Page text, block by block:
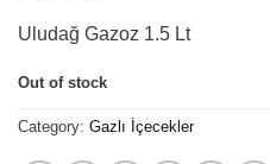
Uludağ Gazoz 1.5 Lt
Out of stock
Category: Gazlı İçecekler